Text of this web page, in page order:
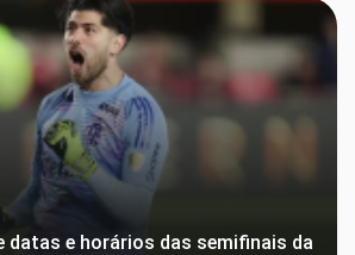
datas e horários das semifinais da